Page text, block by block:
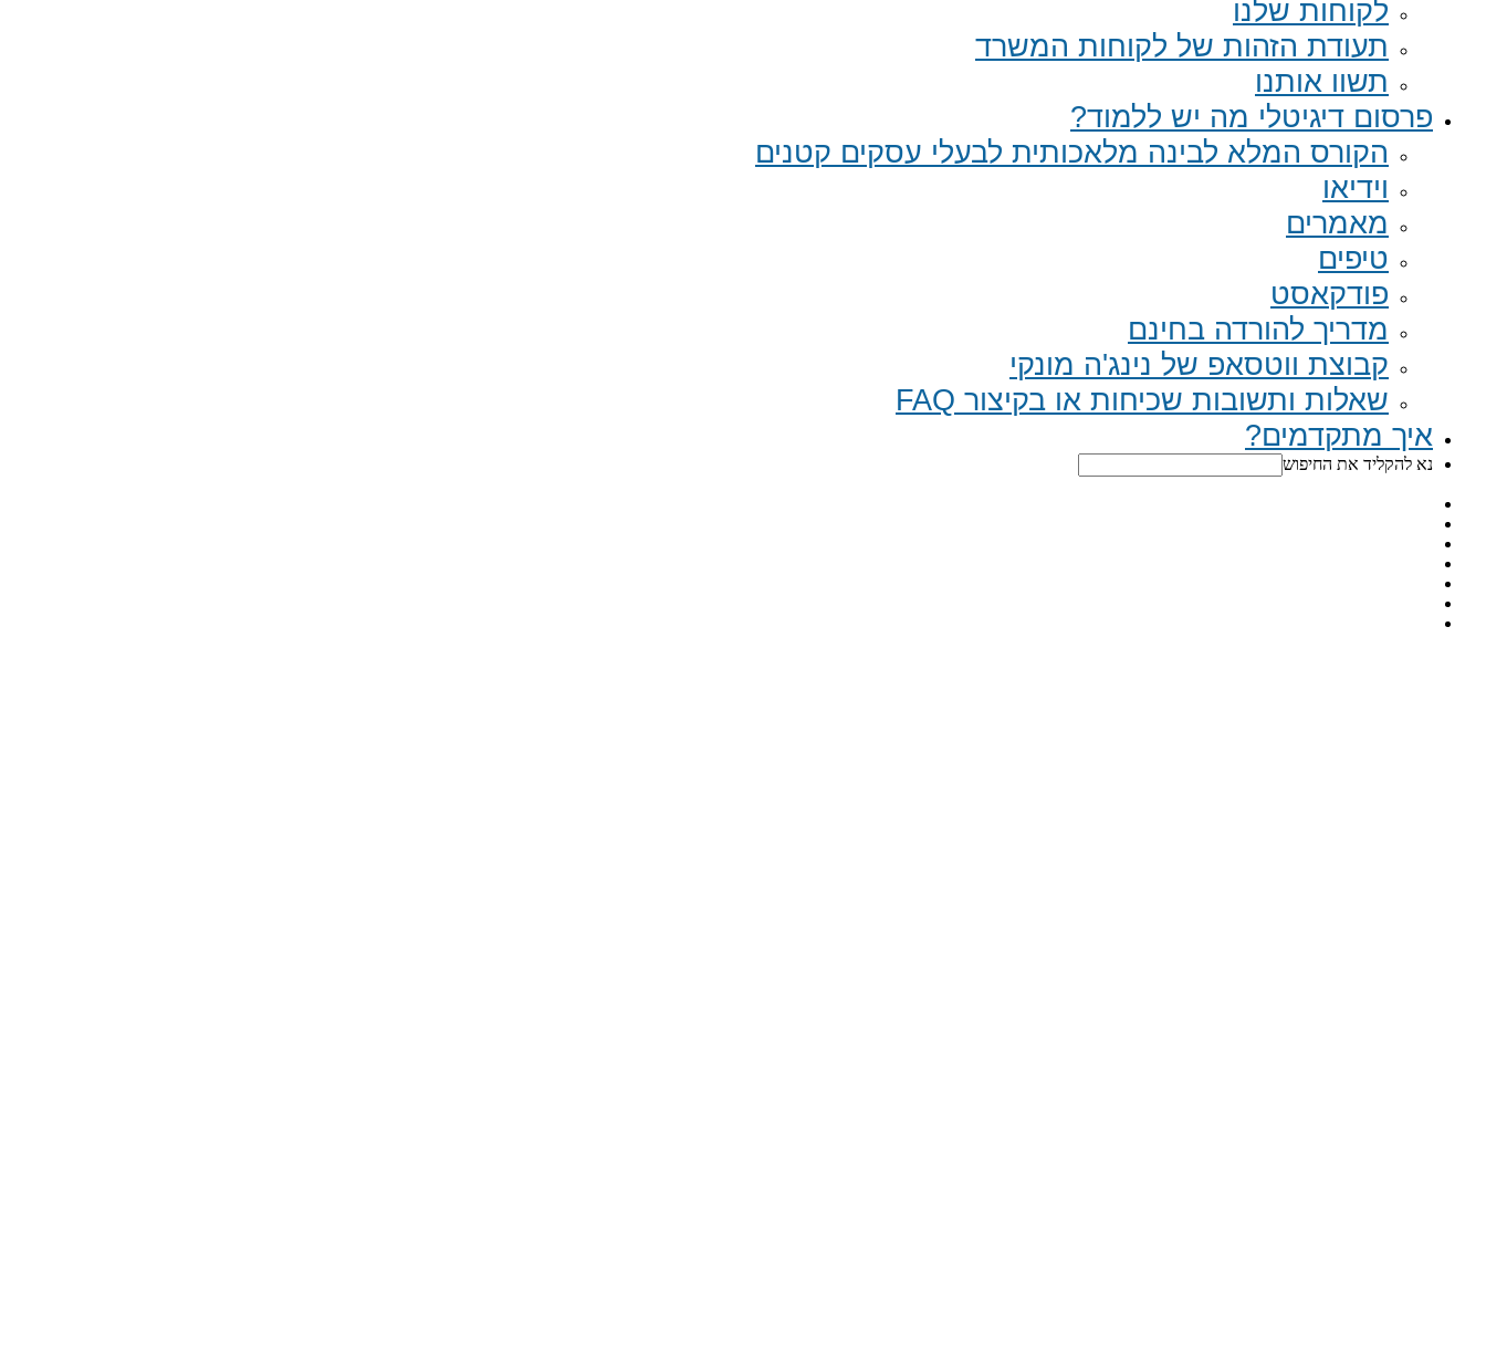
לקוחות שלנו
תעודת הזהות של לקוחות המשרד
תשוו אותנו
פרסום דיגיטלי מה יש ללמוד?
הקורס המלא לבינה מלאכותית לבעלי עסקים קטנים
וידיאו
מאמרים
טיפים
פודקאסט
מדריך להורדה בחינם
קבוצת ווטסאפ של נינג'ה מונקי​
שאלות ותשובות שכיחות או בקיצור FAQ
איך מתקדמים?
נא להקליד את החיפוש